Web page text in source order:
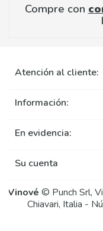
Compre con
Atención al cliente:
Información:
En evidencia:
Su cuenta
Vinové © Punch Srl,
Chiavari, Italia -